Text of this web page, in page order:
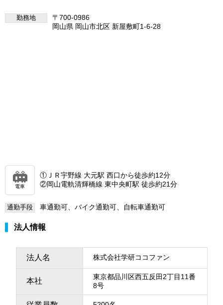
勤務地
〒700-0986
岡山県 岡山市北区 新屋敷町1-6-28
電車
①ＪＲ宇野線 大元駅 西口から徒歩約12分
②岡山電軌清輝橋線 東中央町駅 徒歩約21分
通勤手段 車通勤可、バイク通勤可、自転車通勤可
法人情報
法人名 株式会社学研ココファン
本社
東京都品川区西五反田2丁目11番
8号